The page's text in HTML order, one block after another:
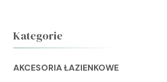
Kategorie
AKCESORIA ŁAZIENKOWE